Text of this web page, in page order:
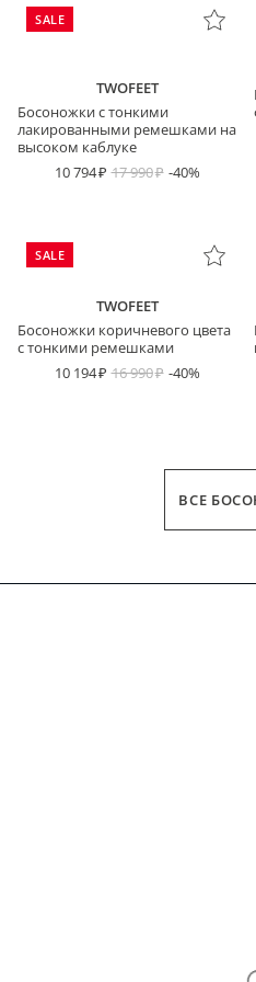
SALE
TWOFEET
Босоножки с тонкими
лакированными ремешками на
высоком каблуке
10 794
17 990 -40%
SALE
TWOFEET
Босоножки коричневого цвета
с тонкими ремешками
10 194
16 990 -40%
ВСЕ